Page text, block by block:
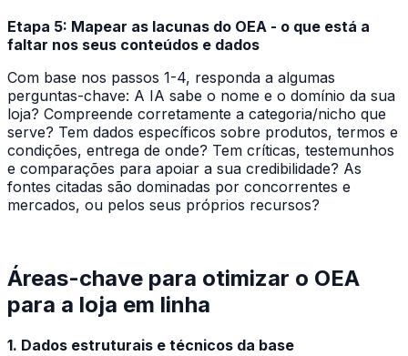
Etapa 5: Mapear as lacunas do OEA - o que está a
faltar nos seus conteúdos e dados
Com base nos passos 1-4, responda a algumas
perguntas-chave: A IA sabe o nome e o domínio da sua
loja? Compreende corretamente a categoria/nicho que
serve? Tem dados específicos sobre produtos, termos e
condições, entrega de onde? Tem críticas, testemunhos
e comparações para apoiar a sua credibilidade? As
fontes citadas são dominadas por concorrentes e
mercados, ou pelos seus próprios recursos?
Áreas-chave para otimizar o OEA
para a loja em linha
1. Dados estruturais e técnicos da base